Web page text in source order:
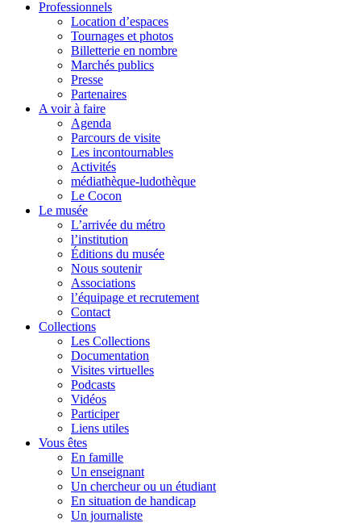
Professionnels
Location d’espaces
Tournages et photos
Billetterie en nombre
Marchés publics
Presse
Partenaires
A voir à faire
Agenda
Parcours de visite
Les incontournables
Activités
médiathèque-ludothèque
Le Cocon
Le musée
L’arrivée du métro
l’institution
Éditions du musée
Nous soutenir
Associations
l’équipage et recrutement
Contact
Collections
Les Collections
Documentation
Visites virtuelles
Podcasts
Vidéos
Participer
Liens utiles
Vous êtes
En famille
Un enseignant
Un chercheur ou un étudiant
En situation de handicap
Un journaliste